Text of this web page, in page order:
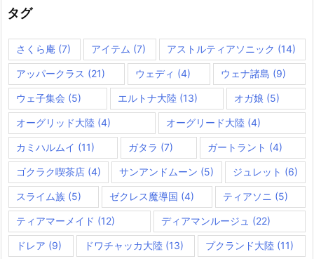
ー
タグ
さくら庵 (7) アイテム (7) アストルティアソニック (14)
アッパークラス (21) ウェディ (4) ウェナ諸島 (9)
ウェ子集会 (5) エルトナ大陸 (13) オガ娘 (5)
オーグリッド大陸 (4) オーグリード大陸 (4)
カミハルムイ (11) ガタラ (7) ガートラント (4)
ゴクラク喫茶店 (4) サンアンドムーン (5) ジュレット (6)
スライム族 (5) ゼクレス魔導国 (4) ティアソニ (5)
ティアマーメイド (12) ディアマンルージュ (22)
ドレア (9) ドワチャッカ大陸(13) プクランド大陸 (11)